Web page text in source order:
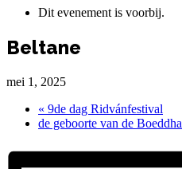
Dit evenement is voorbij.
Beltane
mei 1, 2025
« 9de dag Ridvánfestival
de geboorte van de Boeddha